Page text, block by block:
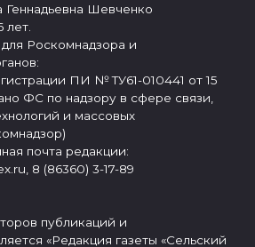
Геннадьевна Шевченко
лет.
Роскомнадзора и
ПИ № ТУ61-010441 от 15
ФС по надзору в сфере связи,
и массовых
почта редакции:
8 (86360) 3-17-89
публикаций и
«Редакция газеты «Сельский